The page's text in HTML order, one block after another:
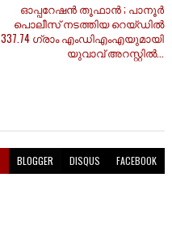
ഓപ്പറേഷൻ തൂഫാൻ ; പാനൂർ
പൊലീസ് നടത്തിയ റെയ്ഡിൽ
337.74 ഗ്രാം എംഡിഎംഎയുമായി
യുവാവ് അറസ്റ്റിൽ...
BLOGGER DISQUS FACEBOOK